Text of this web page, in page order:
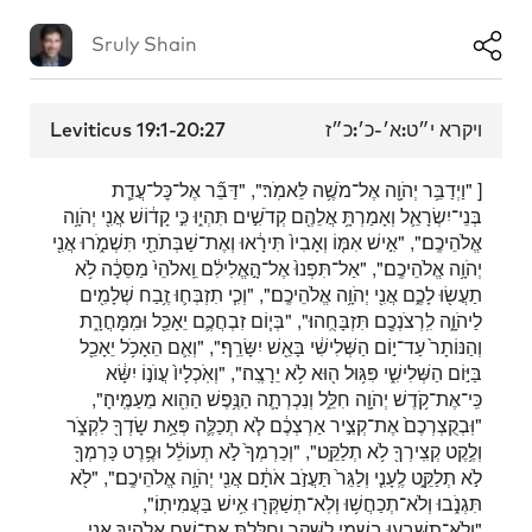
Sruly Shain
Leviticus 19:1-20:27 ויקרא י״ט:א׳-כ׳:כ״ז
[ "וַיְדַבֵּ֥ר יְהֹוָ֖ה אֶל־מֹשֶׁ֥ה לֵּאמֹֽר׃", "דַּבֵּ֞ר אֶל־כׇּל־עֲדַ֧ת
בְּנֵי־יִשְׂרָאֵ֛ל וְאָמַרְתָּ֥ אֲלֵהֶ֖ם קְדֹשִׁ֣ים תִּהְי֑וּ כִּ֣י קָד֔וֹשׁ אֲנִ֖י יְהֹוָ֥ה
אֱלֹהֵיכֶֽם׃", "אִ֣ישׁ אִמּ֤וֹ וְאָבִיו֙ תִּירָ֔אוּ וְאֶת־שַׁבְּתֹתַ֖י תִּשְׁמֹ֑רוּ אֲנִ֖י
יְהֹוָ֥ה אֱלֹהֵיכֶֽם׃", "אַל־תִּפְנוּ֙ אֶל־הָ֣אֱלִילִ֔ם וֵֽאלֹהֵי֙ מַסֵּכָ֔ה לֹ֥א
תַעֲשׂ֖וּ לָכֶ֑ם אֲנִ֖י יְהֹוָ֥ה אֱלֹהֵיכֶֽם׃", "וְכִ֧י תִזְבְּח֛וּ זֶ֥בַח שְׁלָמִ֖ים
לַיהֹוָ֑ה לִֽרְצֹנְכֶ֖ם תִּזְבָּחֻֽהוּ׃", "בְּי֧וֹם זִבְחֲכֶ֛ם יֵאָכֵ֖ל וּמִֽמׇּחֳרָ֑ת
וְהַנּוֹתָר֙ עַד־י֣וֹם הַשְּׁלִישִׁ֔י בָּאֵ֖שׁ יִשָּׂרֵֽף׃", "וְאִ֛ם הֵאָכֹ֥ל יֵאָכֵ֖ל
בַּיּ֣וֹם הַשְּׁלִישִׁ֑י פִּגּ֥וּל ה֖וּא לֹ֥א יֵרָצֶֽה׃", "וְאֹֽכְלָיו֙ עֲוֺנ֣וֹ יִשָּׂ֔א
כִּֽי־אֶת־קֹ֥דֶשׁ יְהֹוָ֖ה חִלֵּ֑ל וְנִכְרְתָ֛ה הַנֶּ֥פֶשׁ הַהִ֖וא מֵעַמֶּֽיהָ׃",
"וּֽבְקֻצְרְכֶם֙ אֶת־קְצִ֣יר אַרְצְכֶ֔ם לֹ֧א תְכַלֶּ֛ה פְּאַ֥ת שָׂדְךָ֖ לִקְצֹ֑ר
וְלֶ֥קֶט קְצִֽירְךָ֖ לֹ֥א תְלַקֵּֽט׃", "וְכַרְמְךָ֙ לֹ֣א תְעוֹלֵ֔ל וּפֶ֥רֶט כַּרְמְךָ֖
לֹ֣א תְלַקֵּ֑ט לֶֽעָנִ֤י וְלַגֵּר֙ תַּעֲזֹ֣ב אֹתָ֔ם אֲנִ֖י יְהֹוָ֥ה אֱלֹהֵיכֶֽם׃", "לֹ֖א
תִּגְנֹ֑בוּ וְלֹא־תְכַחֲשׁ֥וּ וְלֹֽא־תְשַׁקְּר֖וּ אִ֥ישׁ בַּעֲמִיתֽוֹ׃",